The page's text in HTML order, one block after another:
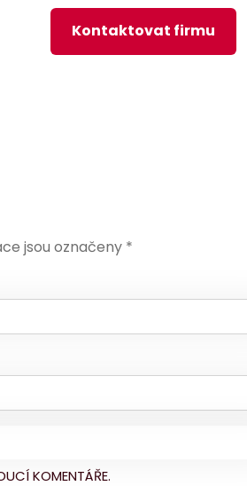
Kontaktovat firmu
jsou označeny *
KOMENTÁŘE.